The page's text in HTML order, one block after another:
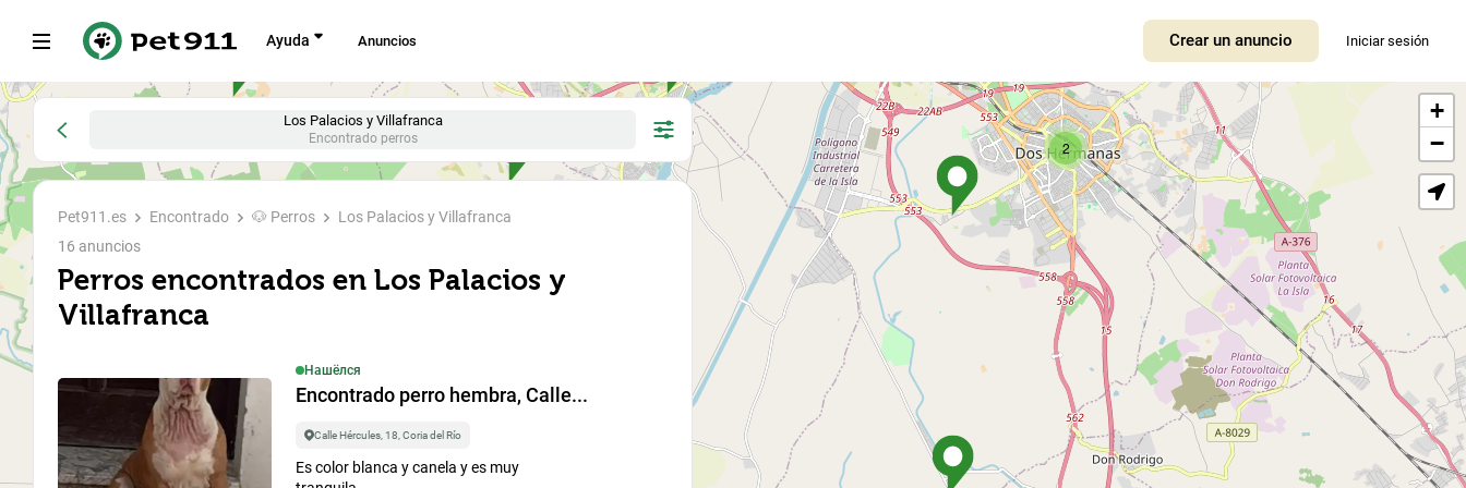
Ayuda Anuncios Crear un anuncio Iniciar sesión
Los Palacios y Villafranca
Encontrado perros
Pet911.es Encontrado 🐶 Perros
Los Palacios y Villafranca
16 anuncios
Perros encontrados en Los Palacios y
Villafranca
Нашёлся
Encontrado perro hembra, Calle...
Calle Hércules, 18, Coria del Río
Es color blanca y canela y es muy
2
+
−
Dónde buscar
Buscar entre...